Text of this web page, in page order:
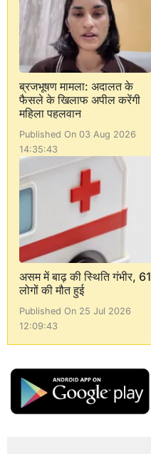
ब्रजभूषण मामला: अदालत के
फैसले के खिलाफ अपील करेंगी
महिला पहलवान
Published On 03 Aug 2026
14:35:43
असम में बाढ़ की स्थिति गंभीर, 61
लोगों की मौत हुई
Published On 25 Jul 2026
12:09:43